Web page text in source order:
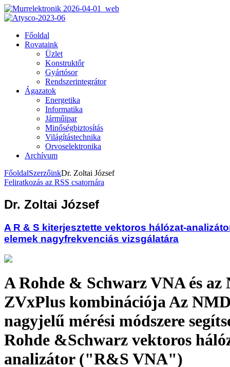
Főoldal
Rovataink
Üzlet
Konstruktőr
Gyártósor
Rendszerintegrátor
Ágazatok
Energetika
Informatika
Járműipar
Minőségbiztosítás
Világítástechnika
Orvoselektronika
Archívum
FőoldalSzerzőinkDr. Zoltai József
Feliratkozás az RSS csatornára
Dr. Zoltai József
A R & S kiterjesztette vektoros hálózat-
elemek nagyfrekvenciás vizsgálatára
A Rohde & Schwarz VNA és az
ZVxPlus kombinációja Az
nagyjelű mérési módszere
Rohde &Schwarz vektoros
analizátor ("R&S VNA")